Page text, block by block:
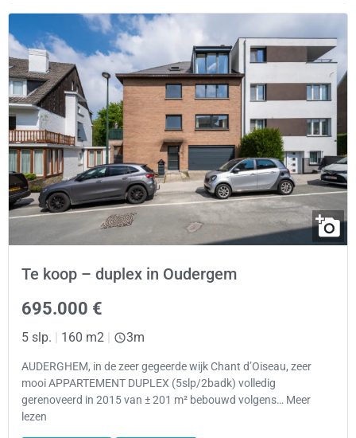
Te koop – duplex in Oudergem
695.000 €
5 slp. | 160 m2 | 3m
AUDERGHEM, in de zeer gegeerde wijk Chant d’Oiseau, zeer
mooi APPARTEMENT DUPLEX (5slp/2badk) volledig
gerenoveerd in 2015 van ± 201 m² bebouwd volgens… Meer
lezen